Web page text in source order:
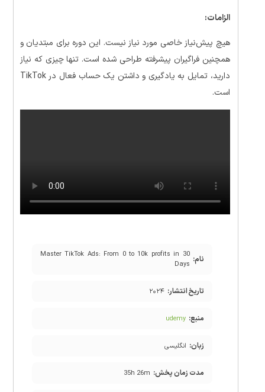
الزامات:
هیچ پیش‌نیاز خاصی مورد نیاز نیست. این دوره برای مبتدیان و
همچنین فراگیران پیشرفته طراحی شده است. تنها چیزی که نیاز
دارید، تمایل به یادگیری و داشتن یک حساب فعال در TikTok
است.
نام: Master TikTok Ads: From 0 to 10k profits in 30
Days
تاریخ انتشار: ۲۰۲۴
منبع: udemy
زبان: انگلیسی
مدت زمان پخش: 35h 26m